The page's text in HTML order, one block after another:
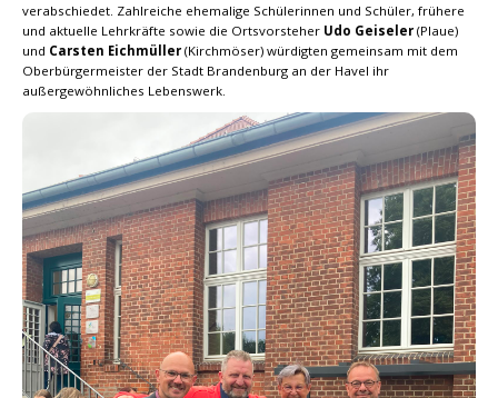
verabschiedet. Zahlreiche ehemalige Schülerinnen und Schüler, frühere
und aktuelle Lehrkräfte sowie die Ortsvorsteher Udo Geiseler (Plaue)
und Carsten Eichmüller (Kirchmöser) würdigten gemeinsam mit dem
Oberbürgermeister der Stadt Brandenburg an der Havel ihr
außergewöhnliches Lebenswerk.